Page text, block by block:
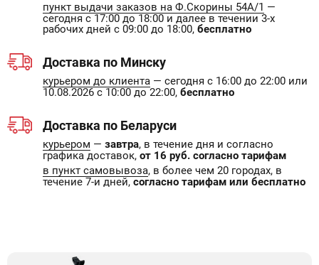
пункт выдачи заказов на Ф.Скорины 54А/1 —
сегодня с 17:00 до 18:00 и далее в течении 3-х
рабочих дней с 09:00 до 18:00, бесплатно
Доставка по Минску
курьером до клиента — сегодня с 16:00 до 22:00 или
10.08.2026 с 10:00 до 22:00, бесплатно
Доставка по Беларуси
курьером — завтра, в течение дня и согласно
графика доставок, от 16 руб. согласно тарифам
в пункт самовывоза, в более чем 20 городах, в
течение 7-и дней, согласно тарифам или бесплатно